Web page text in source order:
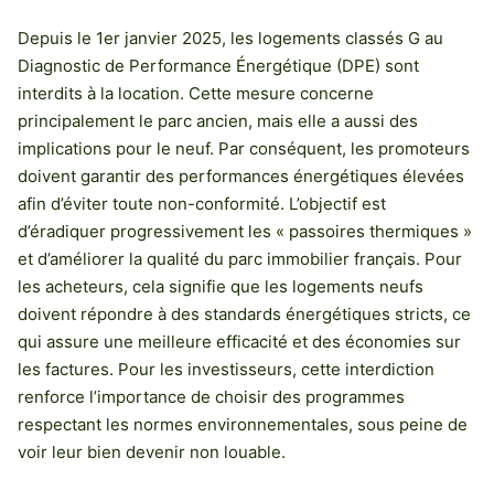
Depuis le 1er janvier 2025, les logements classés G au
Diagnostic de Performance Énergétique (DPE) sont
interdits à la location. Cette mesure concerne
principalement le parc ancien, mais elle a aussi des
implications pour le neuf. Par conséquent, les promoteurs
doivent garantir des performances énergétiques élevées
afin d’éviter toute non-conformité. L’objectif est
d’éradiquer progressivement les « passoires thermiques »
et d’améliorer la qualité du parc immobilier français. Pour
les acheteurs, cela signifie que les logements neufs
doivent répondre à des standards énergétiques stricts, ce
qui assure une meilleure efficacité et des économies sur
les factures. Pour les investisseurs, cette interdiction
renforce l’importance de choisir des programmes
respectant les normes environnementales, sous peine de
voir leur bien devenir non louable.